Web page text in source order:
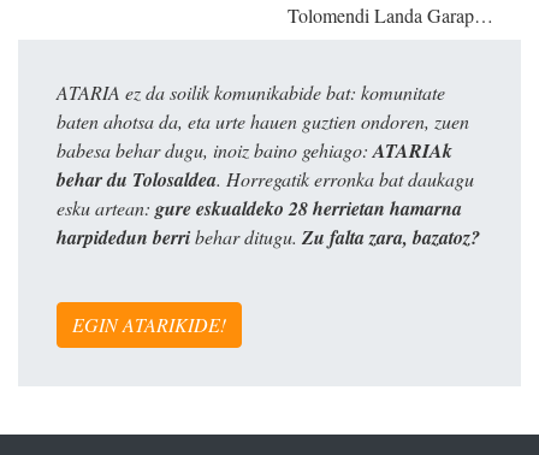
Tolomendi Landa Garap…
ATARIA ez da soilik komunikabide bat: komunitate
baten ahotsa da, eta urte hauen guztien ondoren, zuen
babesa behar dugu, inoiz baino gehiago: ATARIAk
behar du Tolosaldea. Horregatik erronka bat daukagu
esku artean: gure eskualdeko 28 herrietan hamarna
harpidedun berribehar ditugu. Zu falta zara, bazatoz?
EGIN ATARIKIDE!